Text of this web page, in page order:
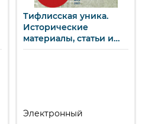
Тифлисская уника.
Исторические
материалы, статьи и
публикации. (e-book)
Электронный